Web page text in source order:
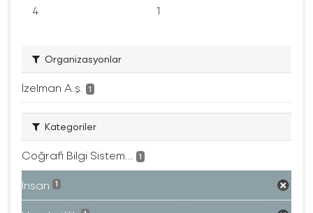
4 1
Organizasyonlar
İzelman A.ş. 1
Kategoriler
Coğrafi Bilgi Sistem... 1
İnsan 1